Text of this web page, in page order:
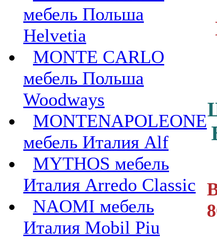
мебель Польша
Helvetia
MONTE CARLO
мебель Польша
Woodways
MONTENAPOLEONE
мебель Италия Alf
MYTHOS мебель
Италия Arredo Classic
NAOMI мебель
Италия Mobil Piu